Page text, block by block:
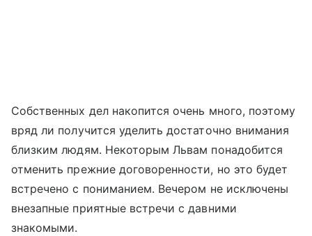
Собственных дел накопится очень много, поэтому
вряд ли получится уделить достаточно внимания
близким людям. Некоторым Львам понадобится
отменить прежние договоренности, но это будет
встречено с пониманием. Вечером не исключены
внезапные приятные встречи с давними
знакомыми.